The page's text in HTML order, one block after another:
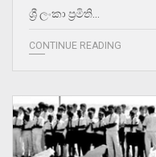
ශ්‍රී ලංකා ප්‍රමිති…
CONTINUE READING